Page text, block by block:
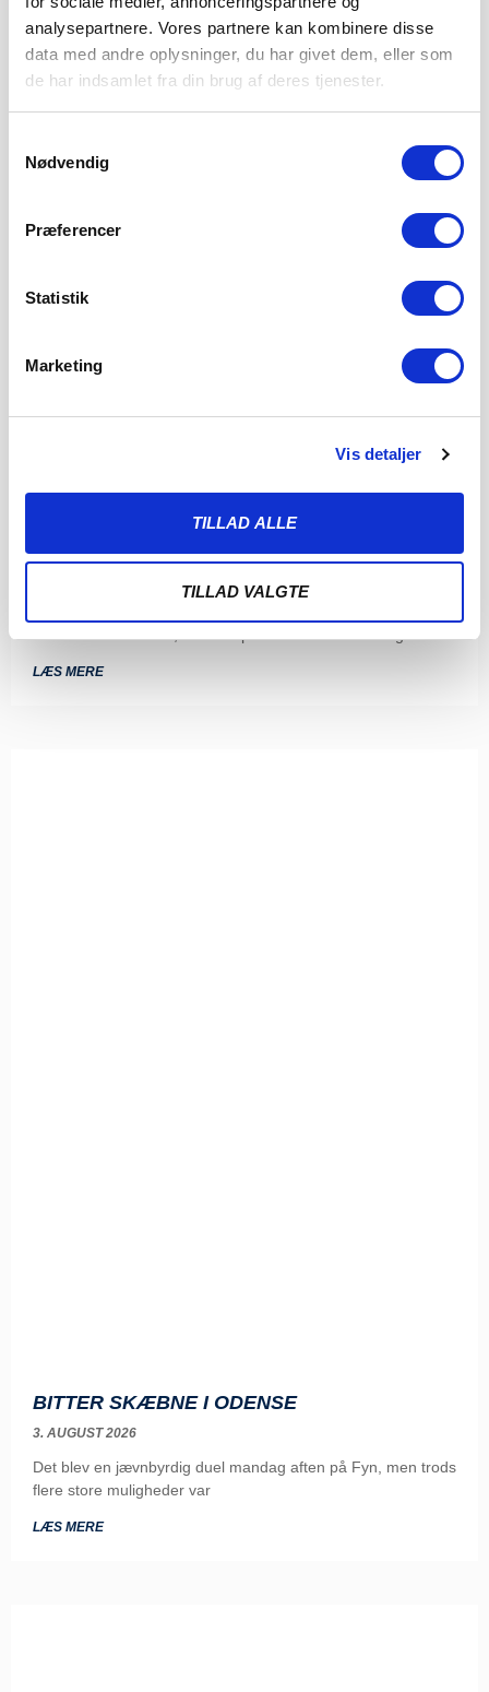
analysepartnere. Vores partnere kan kombinere disse
data med andre oplysninger, du har givet dem, eller som
de har indsamlet fra din brug af deres tjenester.
Nødvendig
Præferencer
Statistik
Marketing
Vis detaljer
TILLAD ALLE
TILLAD VALGTE
SØNDERJYSKE FODBOLD HENTER
LÆS MERE
BITTER SKÆBNE I ODENSE
3. AUGUST 2026
Det blev en jævnbyrdig duel mandag aften på Fyn, men trods
flere store muligheder var
LÆS MERE